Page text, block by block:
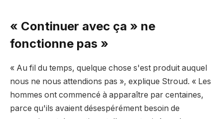
« Continuer avec ça » ne
fonctionne pas »
« Au fil du temps, quelque chose s'est produit auquel
nous ne nous attendions pas », explique Stroud. « Les
hommes ont commencé à apparaître par centaines,
parce qu'ils avaient désespérément besoin de